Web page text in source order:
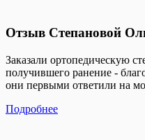
Отзыв Степановой
Заказали ортопедическую
получившего ранение -
они первыми ответили на
Подробнее